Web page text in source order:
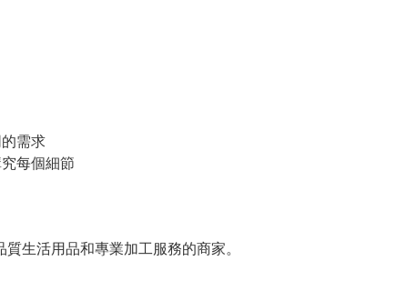
需求
每個細節
生活用品和專業加工服務的商家。